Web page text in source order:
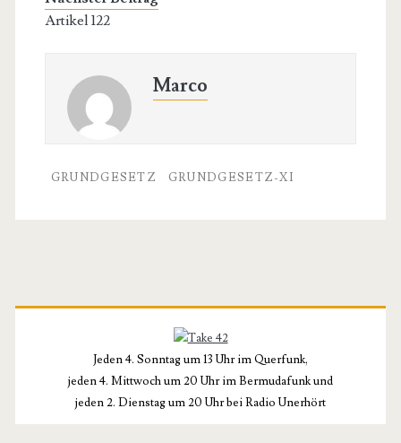
Artikel 122
Marco
GRUNDGESETZ GRUNDGESETZ-XI
Primäre
Seitenleiste
Jeden 4. Sonntag um 13 Uhr im Querfunk,
jeden 4. Mittwoch um 20 Uhr im Bermudafunk und
jeden 2. Dienstag um 20 Uhr bei Radio Unerhört